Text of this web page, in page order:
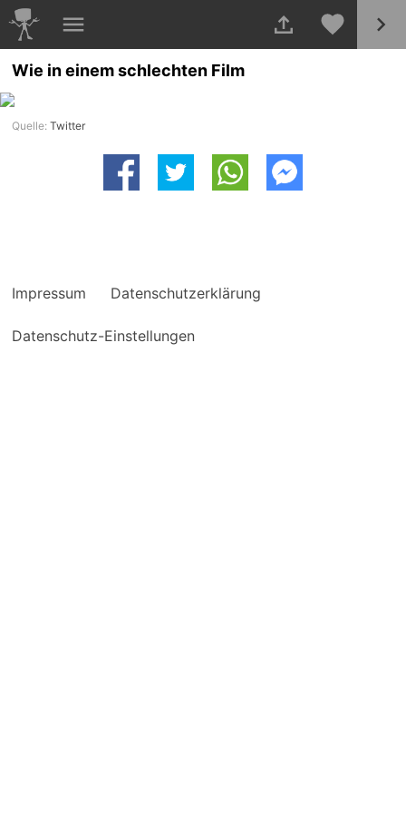
Wie in einem schlechten Film
Quelle:Twitter
Impressum Datenschutzerklärung
Datenschutz-Einstellungen